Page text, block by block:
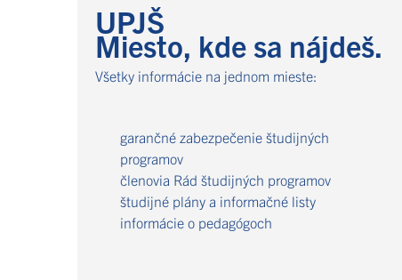
UPJŠ
Miesto, kde sa nájdeš.
Všetky informácie na jednom mieste:
garančné zabezpečenie študijných
programov
členovia Rád študijných programov
študijné plány a informačné listy
informácie o pedagógoch